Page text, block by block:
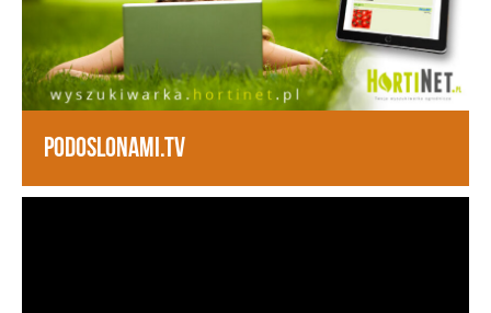
PODOSLONAMI.TV